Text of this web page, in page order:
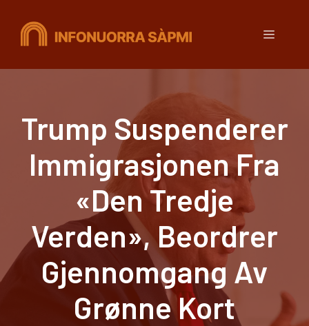
Meny
Trump Suspenderer
Immigrasjonen Fra
«Den Tredje
Verden», Beordrer
Gjennomgang Av
Grønne Kort